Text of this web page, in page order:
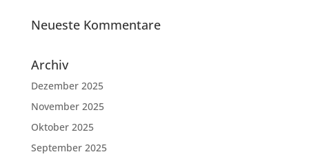
Neueste Kommentare
Archiv
Dezember 2025
November 2025
Oktober 2025
September 2025